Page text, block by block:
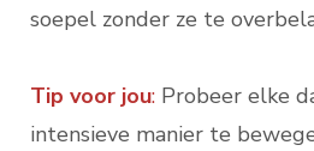
soepel zonder ze te
Tip voor jou: Probeer elke
intensieve manier te